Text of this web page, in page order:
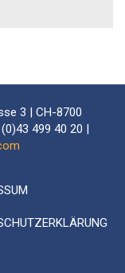
3 | CH-8700
499 40 20 |